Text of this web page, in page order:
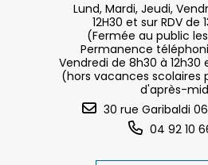
Lund, Mardi, Jeudi,
12H30 et sur RDV de
(Fermée au public
Permanence
Vendredi de 8h30 à 12h30
(hors vacances scolaires
d'après-
30 rue Garibaldi
04 92 10